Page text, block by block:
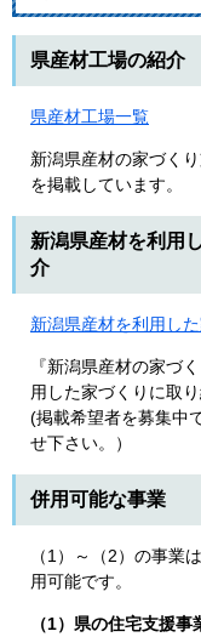
県産材工場の紹介
県産材工場一覧
新潟県産材の家づく
を掲載しています。
新潟県産材を利用
介
新潟県産材を利用し
『新潟県産材の家づ
用した家づくりに取
(掲載希望者を募集中
せ下さい。）
併用可能な事業
（1）～（2）の事業
用可能です。
（1）県の住宅支援事